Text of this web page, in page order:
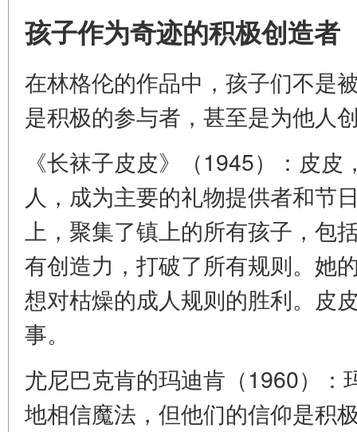
孩子作为奇迹的积极创造者
在林格伦的作品中，孩子们不是
是积极的参与者，甚至是为他人
《长袜子皮皮》（1945）：皮
人，成为主要的礼物提供者和节
上，聚集了镇上的所有孩子，包
有创造力，打破了所有规则。她
想对枯燥的成人规则的胜利。皮
事。
尤尼巴克肯的玛迪肯（1960）：
地相信魔法，但他们的信仰是积